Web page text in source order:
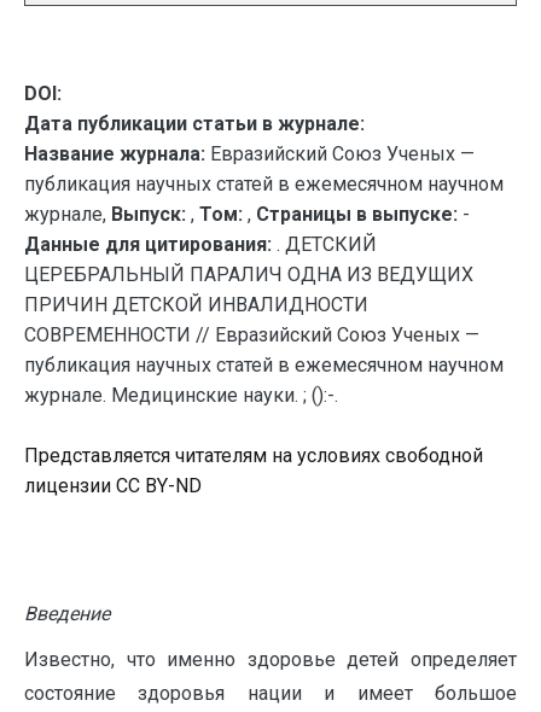
DOI:
Дата публикации статьи в журнале:
Название журнала: Евразийский Союз Ученых —
публикация научных статей в ежемесячном научном
журнале, Выпуск: , Том: , Страницы в выпуске: -
Данные для цитирования: . ДЕТСКИЙ
ЦЕРЕБРАЛЬНЫЙ ПАРАЛИЧ ОДНА ИЗ ВЕДУЩИХ
ПРИЧИН ДЕТСКОЙ ИНВАЛИДНОСТИ
СОВРЕМЕННОСТИ // Евразийский Союз Ученых —
публикация научных статей в ежемесячном научном
журнале. Медицинские науки. ; ():-.
Представляется читателям на условиях свободной
лицензии CC BY-ND
Введение
Известно, что именно здоровье детей определяет
состояние здоровья нации и имеет большое